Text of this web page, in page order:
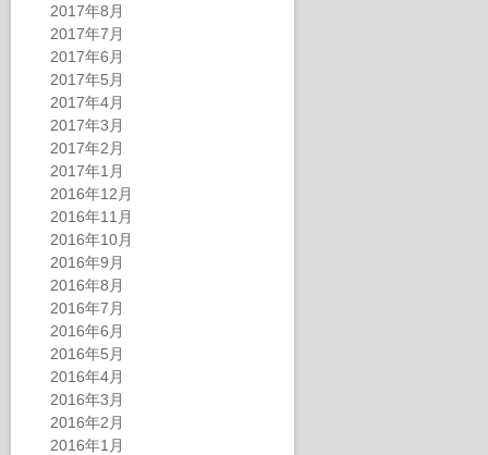
2017年8月
2017年7月
2017年6月
2017年5月
2017年4月
2017年3月
2017年2月
2017年1月
2016年12月
2016年11月
2016年10月
2016年9月
2016年8月
2016年7月
2016年6月
2016年5月
2016年4月
2016年3月
2016年2月
2016年1月